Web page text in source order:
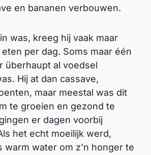
en bananen verbouwen.
was, kreeg hij vaak maar
per dag. Soms maar één
überhaupt al voedsel
Hij at dan cassave,
maar meestal was dit
te groeien en gezond te
er dagen voorbij
het echt moeilijk werd,
warm water om z’n honger te